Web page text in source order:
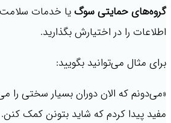
گروه‌های حمایتی سوگیا خدمات
اطلاعات را در اختیارش بگذارید.
برای مثال می‌توانید بگویید:
«می‌دونم که الان دوران بسیار سختی را
مفید پیدا کردم که شاید بتونن کمک